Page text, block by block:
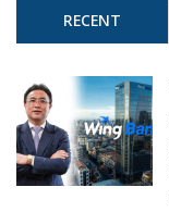
RECENT